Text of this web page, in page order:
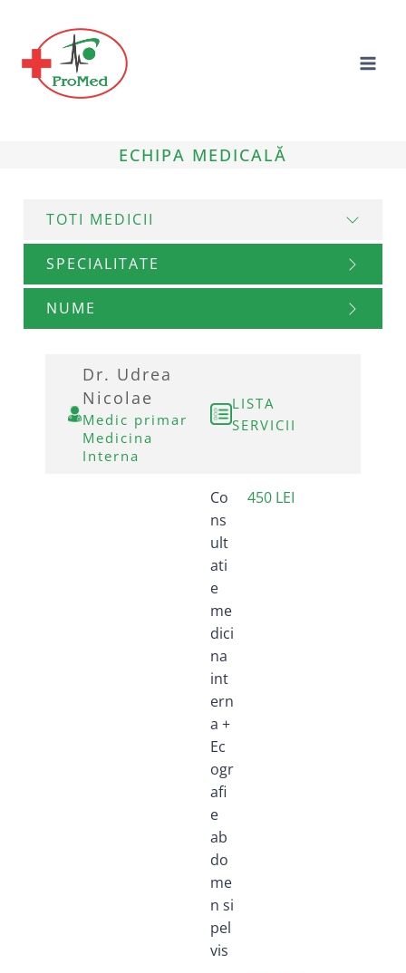
content
ECHIPA MEDICALĂ
TOTI MEDICII
SPECIALITATE
NUME
Dr. Udrea
Nicolae
Medic primar
Medicina
Interna
LISTA
SERVICII
Co
ns
ult
ati
e
me
dici
na
int
ern
a +
Ec
ogr
afi
e
ab
do
me
n si
pel
vis
450 LEI